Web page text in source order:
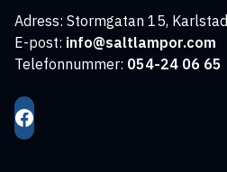
Adress: Stormgatan 15, Karlstad
E-post: info@saltlampor.com
Telefonnummer: 054-24 06 65